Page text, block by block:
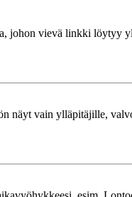
johon vievä linkki löytyy
näyt vain ylläpitäjille,